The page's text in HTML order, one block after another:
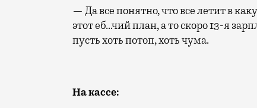
— Да все понятно, что все летит в
этот еб…чий план, а то скоро 13-я
пусть хоть потоп, хоть чума.
На кассе: